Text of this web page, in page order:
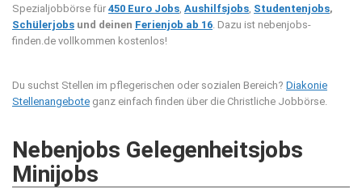
Spezialjobbörse für 450 Euro Jobs, Aushilfsjobs, Studentenjobs,
Schülerjobs und deinen Ferienjob ab 16. Dazu ist nebenjobs-
finden.de vollkommen kostenlos!
Du suchst Stellen im pflegerischen oder sozialen Bereich? Diakonie
Stellenangebote ganz einfach finden über die Christliche Jobbörse.
Nebenjobs Gelegenheitsjobs
Minijobs